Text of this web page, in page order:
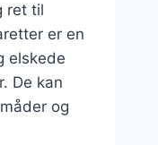
ret til
er en
elskede
De kan
og